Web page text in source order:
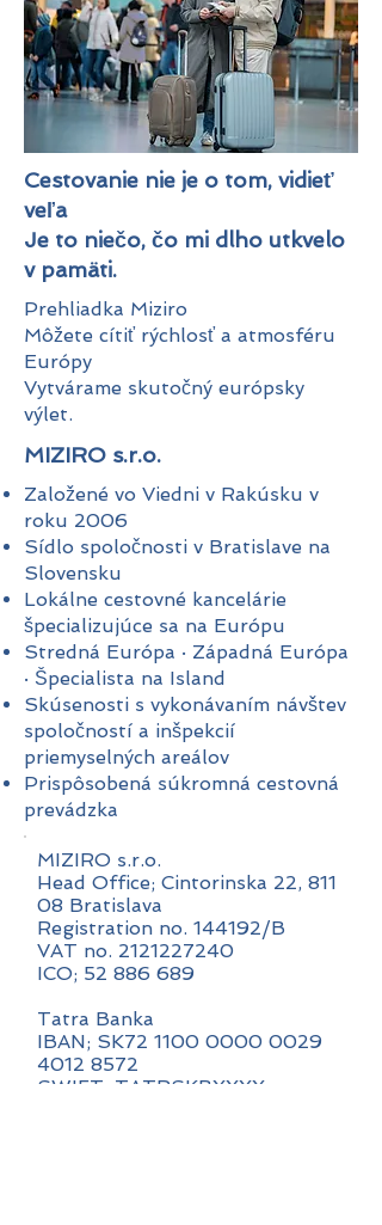
Cestovanie nie je o tom, vidieť
veľa
Je to niečo, čo mi dlho utkvelo
v pamäti.
Prehliadka Miziro
Môžete cítiť rýchlosť a atmosféru
Európy
Vytvárame skutočný európsky
výlet.
MIZIRO s.r.o.
Založené vo Viedni v Rakúsku v
roku 2006
Sídlo spoločnosti v Bratislave na
Slovensku
Lokálne cestovné kancelárie
špecializujúce sa na Európu
Stredná Európa · Západná Európa
· Špecialista na Island
Skúsenosti s vykonávaním návštev
spoločností a inšpekcií
priemyselných areálov
Prispôsobená súkromná cestovná
prevádzka
MIZIRO s.r.o.
Head Office; Cintorinska 22, 811
08 Bratislava
Registration no. 144192/B
VAT no. 2121227240
ICO; 52 886 689
Tatra Banka
IBAN; SK72 1100 0000 0029
4012 8572
SWIFT; TATRSKBXXXX